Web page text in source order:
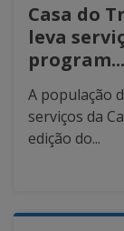
Casa do
leva
program...
A população
serviços da
edição do...